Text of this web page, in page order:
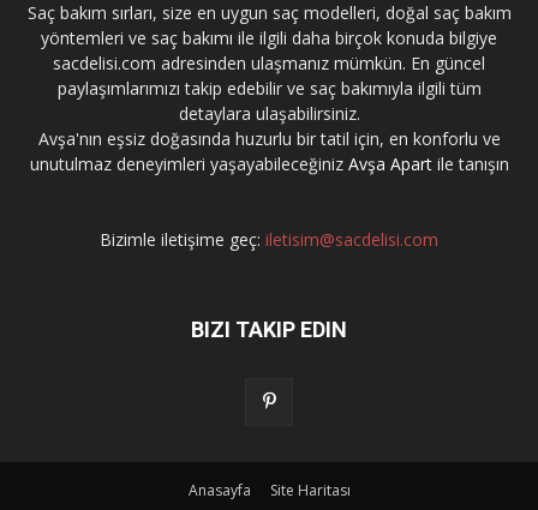
Saç bakım sırları, size en uygun saç modelleri, doğal saç bakım
yöntemleri ve saç bakımı ile ilgili daha birçok konuda bilgiye
sacdelisi.com adresinden ulaşmanız mümkün. En güncel
paylaşımlarımızı takip edebilir ve saç bakımıyla ilgili tüm
detaylara ulaşabilirsiniz.
Avşa'nın eşsiz doğasında huzurlu bir tatil için, en konforlu ve
unutulmaz deneyimleri yaşayabileceğiniz Avşa Apartile tanışın
Bizimle iletişime geç: iletisim@sacdelisi.com
BIZI TAKIP EDIN
Anasayfa Site Haritası